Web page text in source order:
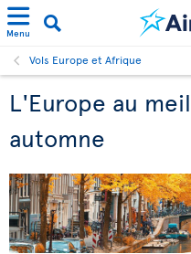
Menu
Vols Europe et Afrique
L'Europe au
automne